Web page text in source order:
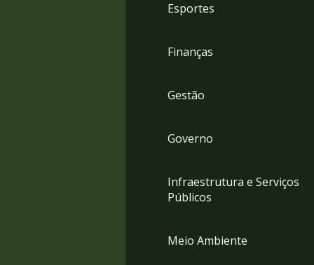
Esportes
Finanças
Gestão
Governo
Infraestrutura e Serviços
Públicos
Meio Ambiente